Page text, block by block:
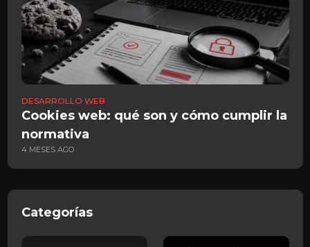
DESARROLLO WEB
Cookies web: qué son y cómo cumplir la
normativa
4 MESES AGO
Categorías